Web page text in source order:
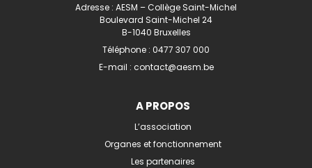
Adresse : AESM – Collège Saint-Michel
Boulevard Saint-Michel 24
B-1040 Bruxelles
Téléphone : 0477 307 000
E-mail : contact@aesm.be
A PROPOS
L’association
Organes et fonctionnement
Les partenaires